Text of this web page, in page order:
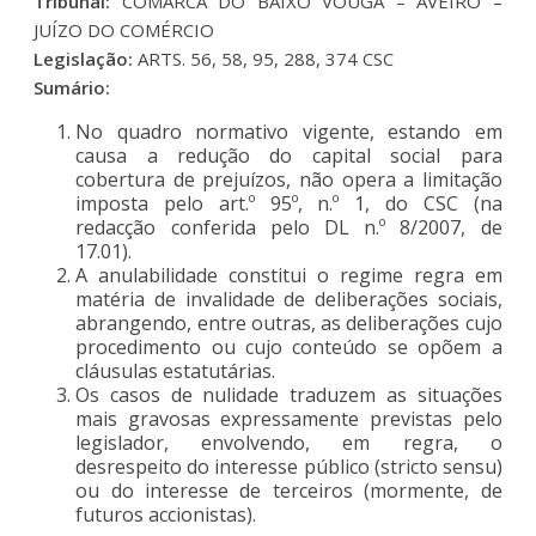
JUÍZO DO COMÉRCIO
Legislação:ARTS. 56, 58, 95, 288, 374 CSC
Sumário:
No quadro normativo vigente, estando em
causa a redução do capital social para
cobertura de prejuízos, não opera a limitação
imposta pelo art.º 95º, n.º 1, do CSC (na
redacção conferida pelo DL n.º 8/2007, de
17.01).
A anulabilidade constitui o regime regra em
matéria de invalidade de deliberações sociais,
abrangendo, entre outras, as deliberações cujo
procedimento ou cujo conteúdo se opõem a
cláusulas estatutárias.
Os casos de nulidade traduzem as situações
mais gravosas expressamente previstas pelo
legislador, envolvendo, em regra, o
desrespeito do interesse público (stricto sensu)
ou do interesse de terceiros (mormente, de
futuros accionistas).